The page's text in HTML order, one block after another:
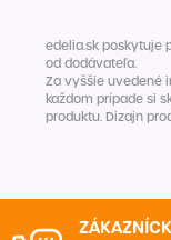
edelia.sk poskytuje
od dodávateľa.
Za vyššie uvedené
každom prípade si
produktu. Dizajn